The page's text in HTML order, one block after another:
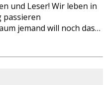
und Leser! Wir leben in
passieren
jemand will noch das…